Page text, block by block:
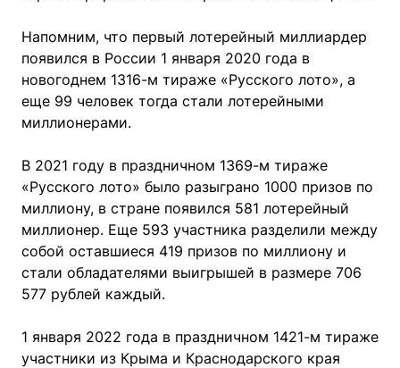
Напомним, что первый лотерейный миллиардер
появился в России 1 января 2020 года в
новогоднем 1316-м тираже «Русского лото», а
еще 99 человек тогда стали лотерейными
миллионерами.
В 2021 году в праздничном 1369-м тираже
«Русского лото» было разыграно 1000 призов по
миллиону, в стране появился 581 лотерейный
миллионер. Еще 593 участника разделили между
собой оставшиеся 419 призов по миллиону и
стали обладателями выигрышей в размере 706
577 рублей каждый.
1 января 2022 года в праздничном 1421-м тираже
участники из Крыма и Краснодарского края